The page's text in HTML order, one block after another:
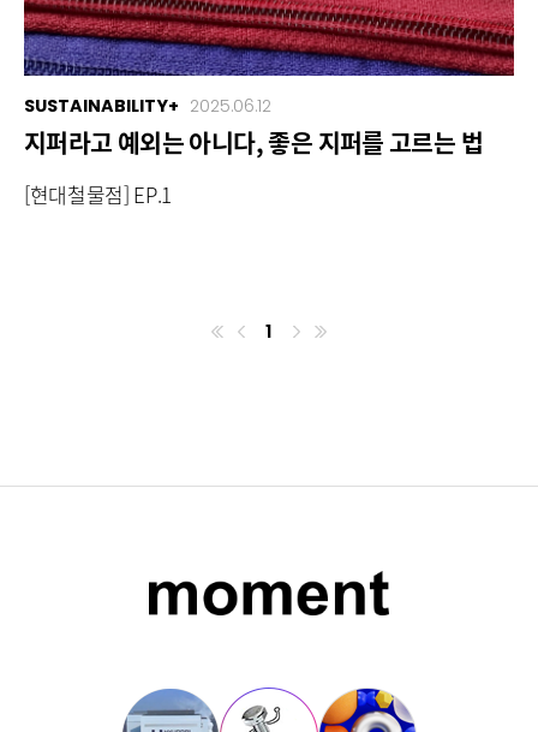
SUSTAINABILITY+ 2025.06.12
지퍼라고 예외는 아니다, 좋은 지퍼를 고르는 법
[현대철물점] EP.1
첫번째페이지 1 마지막페이지